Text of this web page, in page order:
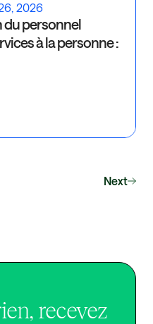
2026
du personnel
à la personne :
Next
recevez